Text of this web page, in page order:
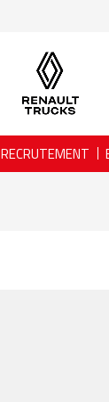
RECRUTEMENT